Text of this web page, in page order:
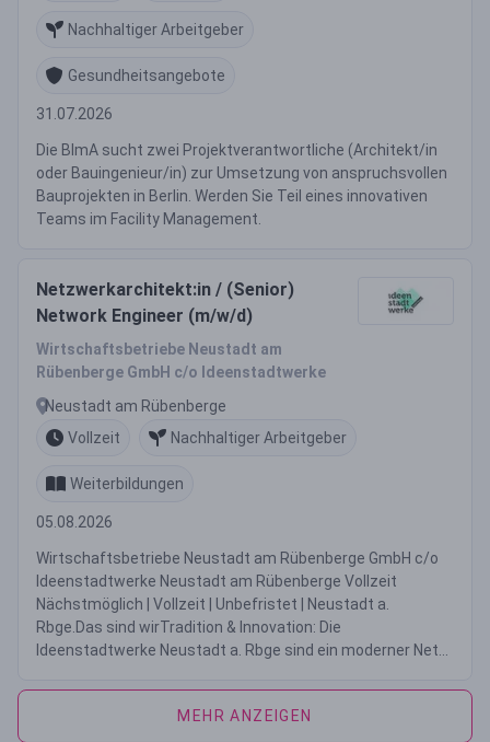
Nachhaltiger Arbeitgeber
Gesundheitsangebote
31.07.2026
Die BImA sucht zwei Projektverantwortliche (Architekt/in
oder Bauingenieur/in) zur Umsetzung von anspruchsvollen
Bauprojekten in Berlin. Werden Sie Teil eines innovativen
Teams im Facility Management.
Netzwerkarchitekt:in / (Senior)
Network Engineer (m/w/d)
Wirtschaftsbetriebe Neustadt am
Rübenberge GmbH c/o Ideenstadtwerke
Neustadt am Rübenberge
Vollzeit
Nachhaltiger Arbeitgeber
Weiterbildungen
05.08.2026
Wirtschaftsbetriebe Neustadt am Rübenberge GmbH c/o
Ideenstadtwerke Neustadt am Rübenberge Vollzeit
Nächstmöglich | Vollzeit | Unbefristet | Neustadt a.
Rbge.Das sind wirTradition & Innovation: Die
Ideenstadtwerke Neustadt a. Rbge sind ein moderner Net...
MEHR ANZEIGEN